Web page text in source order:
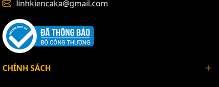
linhkiencaka@gmail.com
CHÍNH SÁCH